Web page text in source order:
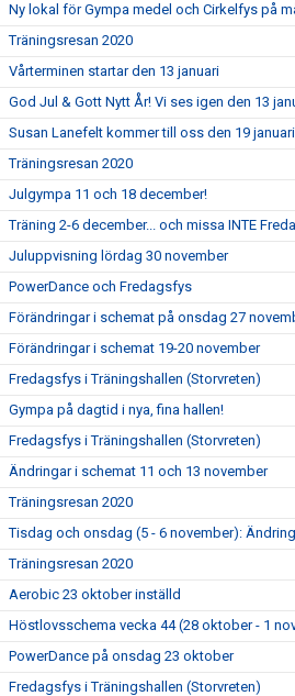
Ny lokal för Gympa medel och Cirkelfys på
Träningsresan 2020
Vårterminen startar den 13 januari
God Jul & Gott Nytt År! Vi ses igen den 13
Susan Lanefelt kommer till oss den 19
Träningsresan 2020
Julgympa 11 och 18 december!
Träning 2-6 december... och missa INTE
Juluppvisning lördag 30 november
PowerDance och Fredagsfys
Förändringar i schemat på onsdag 27
Förändringar i schemat 19-20 november
Fredagsfys i Träningshallen (Storvreten)
Gympa på dagtid i nya, fina hallen!
Fredagsfys i Träningshallen (Storvreten)
Ändringar i schemat 11 och 13 november
Träningsresan 2020
Tisdag och onsdag (5 - 6 november):
Träningsresan 2020
Aerobic 23 oktober inställd
Höstlovsschema vecka 44 (28 oktober - 1
PowerDance på onsdag 23 oktober
Fredagsfys i Träningshallen (Storvreten)